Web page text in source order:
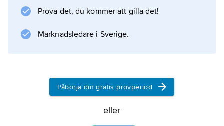
cirkusbyggnader, men oftast används stora
tält. En cirkus reser ofta från plats till plats.
Den slår upp sitt stora föreställningstält, och
Information om artikeln
Prova det, du kommer att gilla det!
Marknadsledare i Sverige.
Påbörja din gratis provperiod
eller